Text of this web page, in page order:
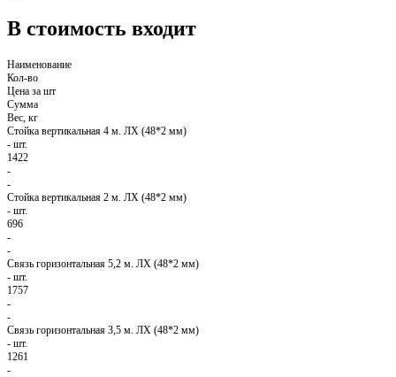
В стоимость входит
Наименование
Кол-во
Цена за шт
Сумма
Вес, кг
Стойка вертикальная 4 м. ЛХ (48*2 мм)
- шт.
1422
-
-
Стойка вертикальная 2 м. ЛХ (48*2 мм)
- шт.
696
-
-
Связь горизонтальная 5,2 м. ЛХ (48*2 мм)
- шт.
1757
-
-
Связь горизонтальная 3,5 м. ЛХ (48*2 мм)
- шт.
1261
-